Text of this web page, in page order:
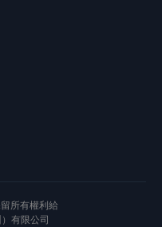
所有權利給
有限公司